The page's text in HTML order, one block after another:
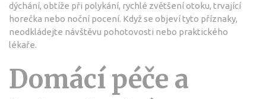
dýchání, obtíže při polykání, rychlé zvětšení otoku, trvající
horečka nebo noční pocení. Když se objeví tyto příznaky,
neodkládejte návštěvu pohotovosti nebo praktického
lékaře.
Domácí péče a